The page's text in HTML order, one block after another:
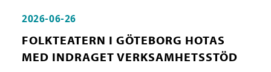
2026-06-26
FOLKTEATERN I GÖTEBORG HOTAS
MED INDRAGET VERKSAMHETSSTÖD